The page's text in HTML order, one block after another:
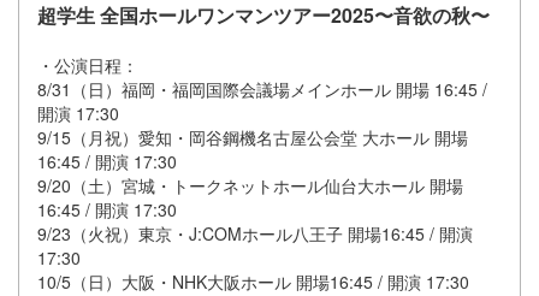
超学生 全国ホールワンマンツアー2025〜音欲の秋〜
・公演日程：
8/31（日）福岡・福岡国際会議場メインホール 開場 16:45 /
開演 17:30
9/15（月祝）愛知・岡谷鋼機名古屋公会堂 大ホール 開場
16:45 / 開演 17:30
9/20（土）宮城・トークネットホール仙台大ホール 開場
16:45 / 開演 17:30
9/23（火祝）東京・J:COMホール八王子 開場16:45 / 開演
17:30
10/5（日）大阪・NHK大阪ホール 開場16:45 / 開演 17:30